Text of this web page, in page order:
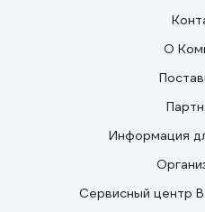
О
Информация
Сервисный центр